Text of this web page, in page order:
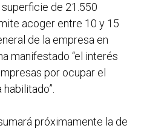
de 21.550
acoger entre 10 y 15
de la empresa en
manifestado “el interés
por ocupar el
próximamente la de